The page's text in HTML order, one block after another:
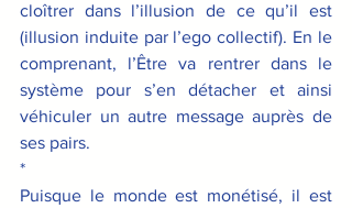
cloîtrer dans l’illusion de ce qu’il est
(illusion induite par l’ego collectif). En le
comprenant, l’Être va rentrer dans le
système pour s’en détacher et ainsi
véhiculer un autre message auprès de
ses pairs.
*
Puisque le monde est monétisé, il est